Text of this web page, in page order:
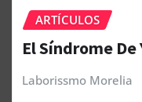
ARTÍCULOS
El Síndrome De
Laborissmo Morelia